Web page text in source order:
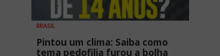
BRASIL
Pintou um clima: Saiba como
tema pedofilia furou a bolha